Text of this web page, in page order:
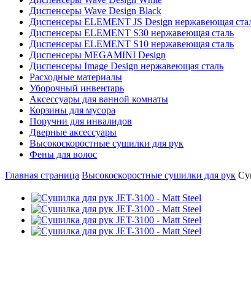
Диспенсеры Wave Design Black
Диспенсеры ELEMENT JS Design нержавеющая
Диспенсеры ELEMENT S30 нержавеющая сталь
Диспенсеры ELEMENT S10 нержавеющая сталь
Диспенсеры MEGAMINI Design
Диспенсеры Image Design нержавеющая сталь
Расходные материалы
Уборочный инвентарь
Аксессуары для ванной комнаты
Корзины для мусора
Поручни для инвалидов
Дверные аксессуары
Высокоскоростные сушилки для рук
Фены для волос
Главная страница Высокоскоростные сушилки для рук